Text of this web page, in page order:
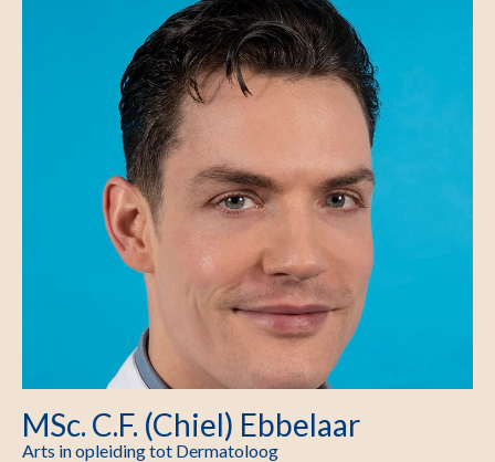
MSc. C.F. (Chiel) Ebbelaar
Arts in opleiding tot Dermatoloog